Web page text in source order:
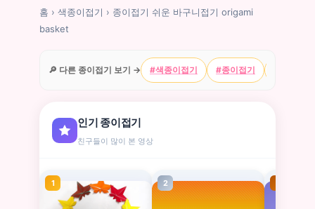
홈 › 색종이접기 › 종이접기 쉬운 바구니접기 origami
basket
🔎 다른 종이접기 보기 → #색종이접기 #종이접기
인기 종이접기
친구들이 많이 본 영상
1 2